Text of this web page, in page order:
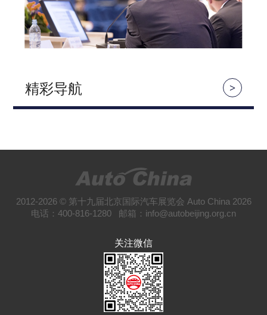
精彩导航 >
2012-2026 © 第十九届北京国际汽车展览会 Auto China 2026
电话：400-816-1280 邮箱：info@autobeijing.org.cn
关注微信